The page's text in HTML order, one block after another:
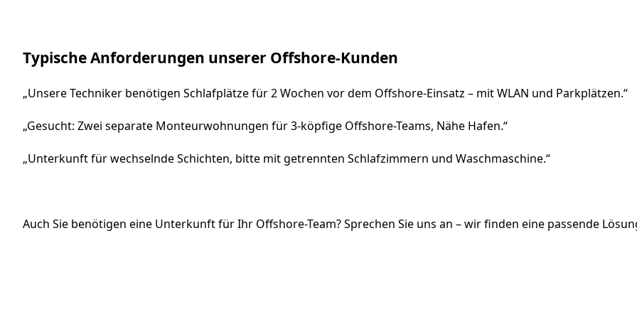
Typische Anforderungen unserer Offshore-Kunden
„Unsere Techniker benötigen Schlafplätze für 2 Wochen vor dem Offshore-Einsatz – mit WLAN und Parkplätzen.“
„Gesucht: Zwei separate Monteurwohnungen für 3-köpfige Offshore-Teams, Nähe Hafen.“
„Unterkunft für wechselnde Schichten, bitte mit getrennten Schlafzimmern und Waschmaschine.“
Auch Sie benötigen eine Unterkunft für Ihr Offshore-Team? Sprechen Sie uns an – wir finden eine passende